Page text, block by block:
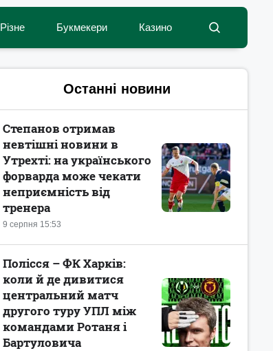
Різне Букмекери Казино
Останні новини
9 серпня 15:53
Степанов отримав
невтішні новини в
Утрехті: на українського
форварда може чекати
неприємність від
тренера
Полісся – ФК Харків:
коли й де дивитися
центральний матч
другого туру УПЛ між
командами Ротаня і
Бартуловича